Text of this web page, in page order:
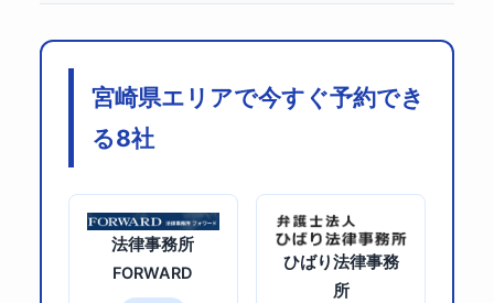
宮崎県エリアで今すぐ予約でき
る8社
法律事務所
FORWARD
ひばり法律事務
所